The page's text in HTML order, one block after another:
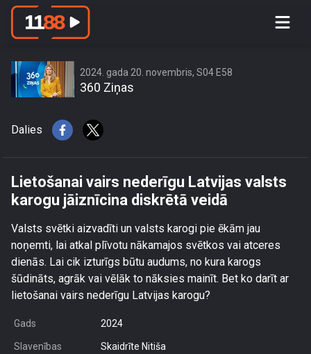
Lietošanai vairs nederīgu Latvijas
2024. gada 20. novembris, S04 E58
360 Ziņas
Dalies
Lietošanai vairs nederīgu Latvijas valsts
karogu jāiznīcina diskrētā veidā
Valsts svētki aizvadīti un valsts karogi pie ēkām jau
noņemti, lai atkal plīvotu nākamajos svētkos vai atceres
dienās. Lai cik izturīgs būtu audums, no kura karogs
šūdināts, agrāk vai vēlāk to nāksies mainīt. Bet ko darīt ar
lietošanai vairs nederīgu Latvijas karogu?
Gads 2024
Slavenības Skaidrīte Nitiša